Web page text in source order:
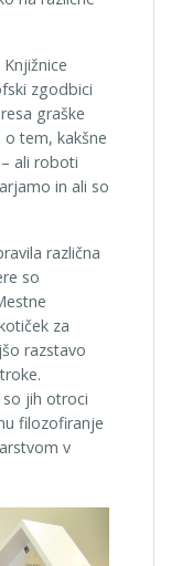
zgodbici
graške
tem, kakšne
ali roboti
in ali so
različna
so
za
razstavo
so jih otroci
filozofiranje
v